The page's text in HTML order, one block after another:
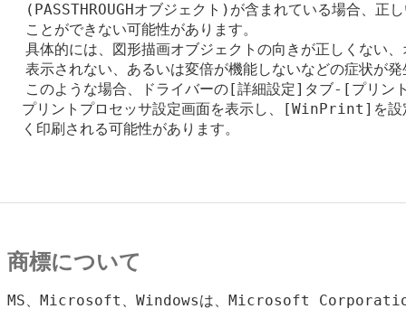
(PASSTHROUGHオブジェクト)が含まれている場合、正し
  ことができない可能性があります。
具体的には、図形描画オブジェクトの向きが正しくない
表示されない、あるいは変倍が機能しないなどの症状が
このような場合、ドライバーの[詳細設定]タブ-[プリン
プリントプロセッサ設定画面を表示し、[WinPrint]を設
く印刷される可能性があります。
商標について
MS、Microsoft、Windowsは、Microsoft Corporation